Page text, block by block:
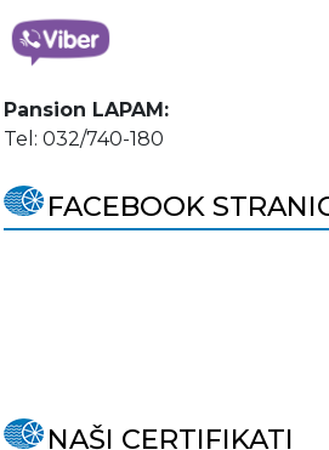
Pansion LAPAM:
Tel: 032/740-180
FACEBOOK
NAŠI CERTIFIKATI